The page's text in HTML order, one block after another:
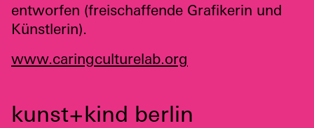
entworfen (freischaffende Grafikerin und
Künstlerin).
www.caringculturelab.org
kunst+kind berlin